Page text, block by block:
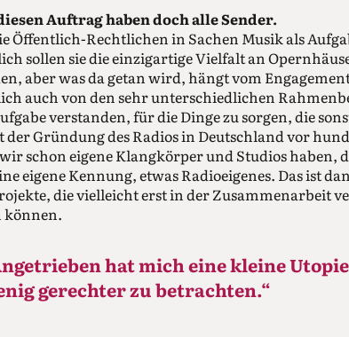
Auftrag haben doch alle Sender.
Öffentlich-Rechtlichen in Sachen Musik als
sollen sie die einzigartige Vielfalt an
aber was da getan wird, hängt vom
auch von den sehr unterschiedlichen
verstanden, für die Dinge zu sorgen, die
der Gründung des Radios in Deutschland vor
schon eigene Klangkörper und Studios haben,
eigene Kennung, etwas Radioeigenes. Das ist
die vielleicht erst in der Zusammenarbeit
können.
hat mich eine kleine
gerechter zu betrachten.“